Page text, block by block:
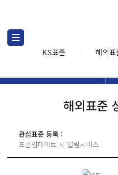
KS표준 해외표
해외표준
관심표준 등록 :
표준업데이트 시 알림서비스